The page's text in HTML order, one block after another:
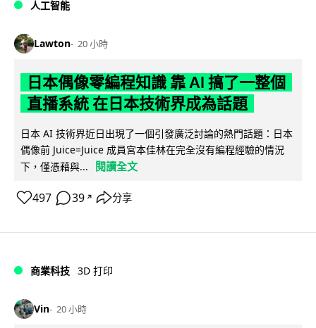
人工智能
Lawton 20 小時
日本偶像零編程知識 靠 AI 搞了一整個
直播系統 在日本技術界成為話題
日本 AI 技術界近日出現了一個引發廣泛討論的熱門話題：日本
偶像前 Juice=Juice 成員宮本佳林在完全沒有編程經驗的情況
下，僅憑藉與...
閱讀全文
497 39 ↗ 分享
商業科技 3D 打印
Vin 20 小時